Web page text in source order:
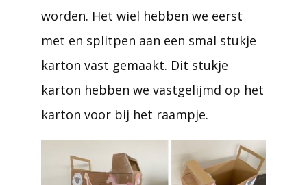
worden. Het wiel hebben we eerst
met en splitpen aan een smal stukje
karton vast gemaakt. Dit stukje
karton hebben we vastgelijmd op het
karton voor bij het raampje.